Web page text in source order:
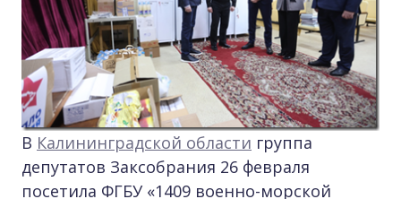
В Калининградской области группа
депутатов Заксобрания 26 февраля
посетила ФГБУ «1409 военно-морской